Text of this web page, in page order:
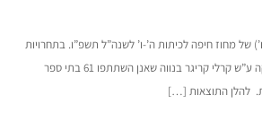
של מחוז חיפה לכיתות ה’-ו’ לשנה”ל תשפ”ו. בתחרויות
שהתקיימו באצטדיון האתלטיקה ע”ש קרלי קריגר בנווה שאנן השתתפו 61 בתי ספר